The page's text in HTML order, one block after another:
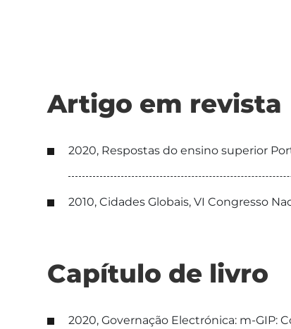
Artigo em revista
2020, Respostas do ensino superior
2010, Cidades Globais, VI Congresso
Capítulo de livro
2020, Governação Electrónica: m-